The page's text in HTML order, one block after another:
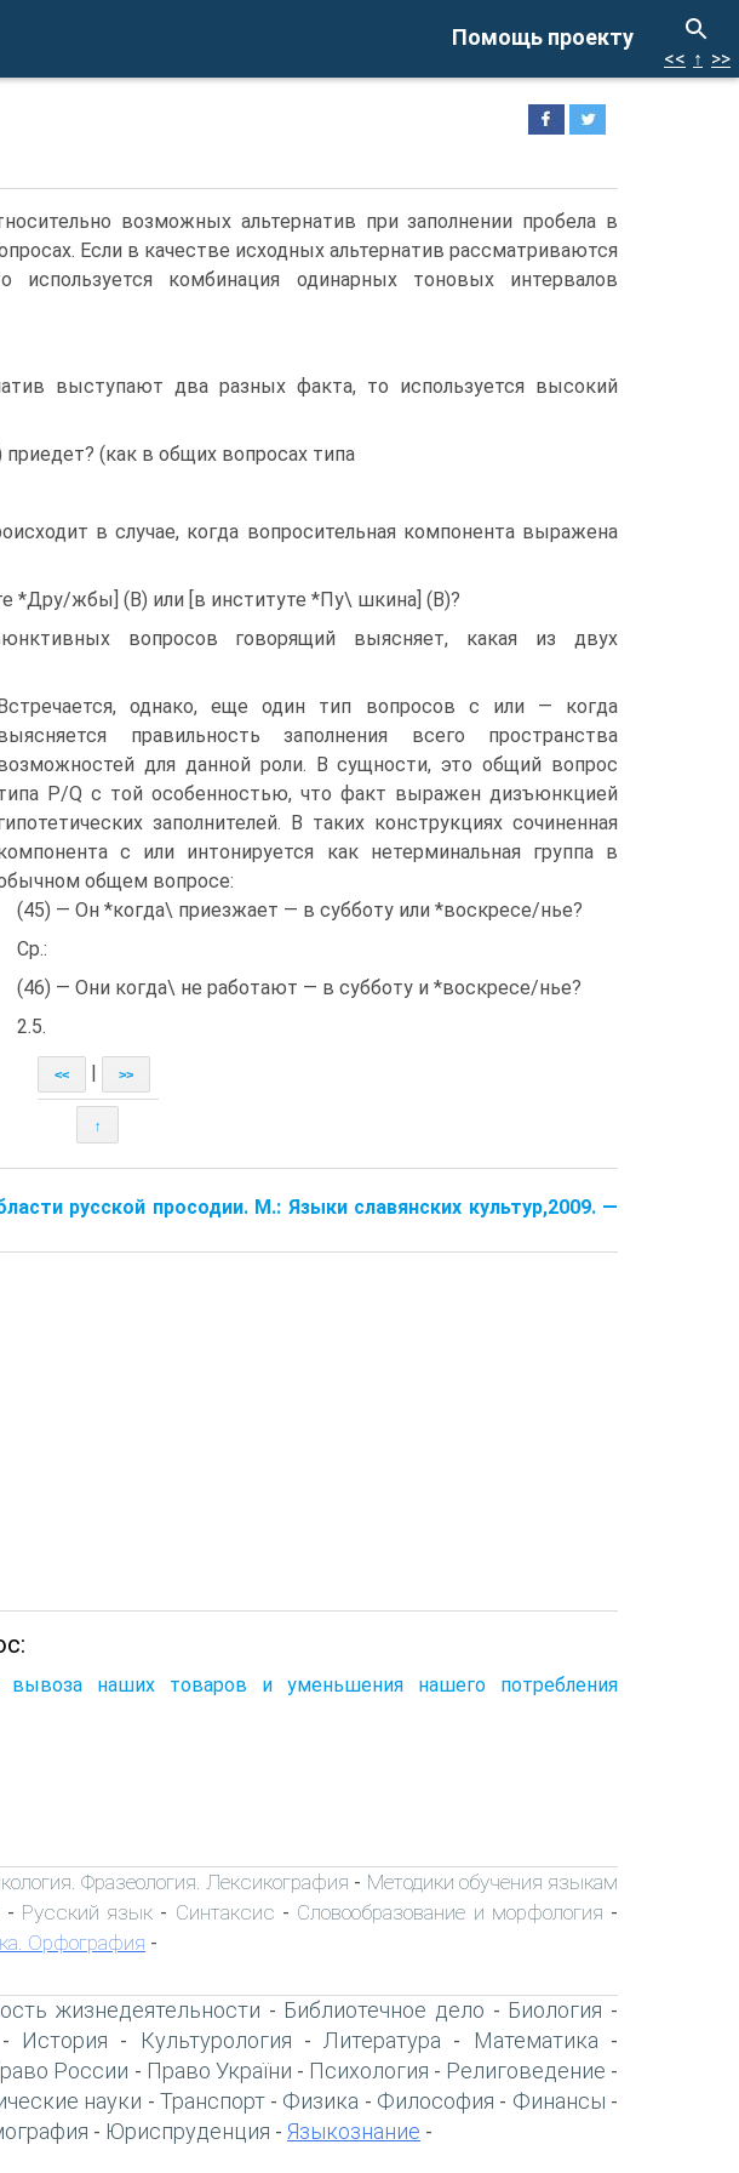
Помощь проекту
<< ↑ >>
возможных альтернатив при заполнении пробела в
Если в качестве исходных альтернатив рассматриваются
комбинация одинарных тоновых интервалов
выступают два разных факта, то используется высокий
(как в общих вопросах типа
в случае, когда вопросительная компонента выражена
*Дру/жбы] (В) или [в институте *Пу\ шкина] (В)?
вопросов говорящий выясняет, какая из двух
однако, еще один тип вопросов с или — когда
правильность заполнения всего пространства
для данной роли. В сущности, это общий вопрос
Р/Q с той особенностью, что факт выражен дизъюнкцией
заполнителей. В таких конструкциях сочиненная
с или интонируется как нетерминальная группа в
общем вопросе:
(45) — Он *когда\ приезжает — в субботу или *воскресе/нье?
Ср.:
(46) — Они когда\ не работают — в субботу и *воскресе/нье?
2.5.
<< >>
↑
русской просодии. М.: Языки славянских культур,2009. —
наших товаров и уменьшения нашего потребления
Фразеология. Лексикография - Методики обучения языкам
- Русский язык - Синтаксис - Словообразование и морфология -
Орфография -
жизнедеятельности - Библиотечное дело - Биология -
- История - Культурология - Литература - Математика -
России - Право України - Психология - Религоведение -
науки - Транспорт- Физика - Философия - Финансы -
- Юриспруденция - Языкознание -